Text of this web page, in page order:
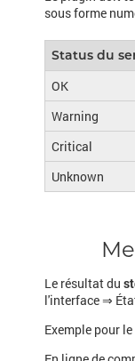
sous forme
Status du
OK
Warning
Critical
Unknown
Le résultat du
l'interface ⇒
Exemple pour